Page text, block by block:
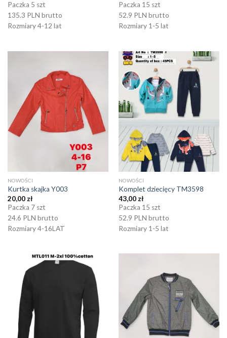
Paczka 5 szt
135.3 PLN brutto
Rozmiary 4-12 lat
Paczka 15 szt
52.9 PLN brutto
Rozmiary 1-5 lat
NOWOŚCI
Kurtka skajka Y003
20,00 zł
Paczka 7 szt
24.6 PLN brutto
Rozmiary 4-16LAT
NOWOŚCI
Komplet dziecięcy TM3598
43,00 zł
Paczka 15 szt
52.9 PLN brutto
Rozmiary 1-5 lat